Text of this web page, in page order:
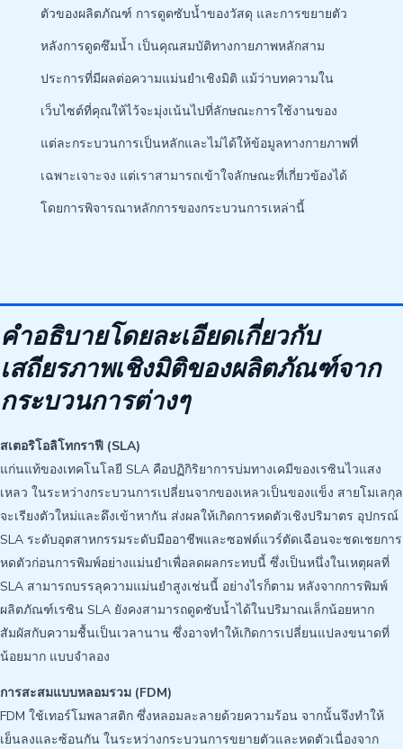
ตัวของผลิตภัณฑ์ การดูดซับน้ำของวัสดุ และการขยายตัว
หลังการดูดซึมน้ำ เป็นคุณสมบัติทางกายภาพหลักสาม
ประการที่มีผลต่อความแม่นยำเชิงมิติ แม้ว่าบทความใน
เว็บไซต์ที่คุณให้ไว้จะมุ่งเน้นไปที่ลักษณะการใช้งานของ
แต่ละกระบวนการเป็นหลักและไม่ได้ให้ข้อมูลทางกายภาพที่
เฉพาะเจาะจง แต่เราสามารถเข้าใจลักษณะที่เกี่ยวข้องได้
โดยการพิจารณาหลักการของกระบวนการเหล่านี้
คำอธิบายโดยละเอียดเกี่ยวกับ
เสถียรภาพเชิงมิติของผลิตภัณฑ์จาก
กระบวนการต่างๆ
สเตอริโอลิโทกราฟี (SLA)
แก่นแท้ของเทคโนโลยี SLA คือปฏิกิริยาการบ่มทางเคมีของเรซินไวแสง
เหลว ในระหว่างกระบวนการเปลี่ยนจากของเหลวเป็นของแข็ง สายโมเลกุล
จะเรียงตัวใหม่และดึงเข้าหากัน ส่งผลให้เกิดการหดตัวเชิงปริมาตร อุปกรณ์
SLA ระดับอุตสาหกรรมระดับมืออาชีพและซอฟต์แวร์ตัดเฉือนจะชดเชยการ
หดตัวก่อนการพิมพ์อย่างแม่นยำเพื่อลดผลกระทบนี้ ซึ่งเป็นหนึ่งในเหตุผลที่
SLA สามารถบรรลุความแม่นยำสูงเช่นนี้ อย่างไรก็ตาม หลังจากการพิมพ์
ผลิตภัณฑ์เรซิน SLA ยังคงสามารถดูดซับน้ำได้ในปริมาณเล็กน้อยหาก
สัมผัสกับความชื้นเป็นเวลานาน ซึ่งอาจทำให้เกิดการเปลี่ยนแปลงขนาดที่
น้อยมาก แบบจำลอง
การสะสมแบบหลอมรวม (FDM)
FDM ใช้เทอร์โมพลาสติก ซึ่งหลอมละลายด้วยความร้อน จากนั้นจึงทำให้
เย็นลงและซ้อนกัน ในระหว่างกระบวนการขยายตัวและหดตัวเนื่องจาก